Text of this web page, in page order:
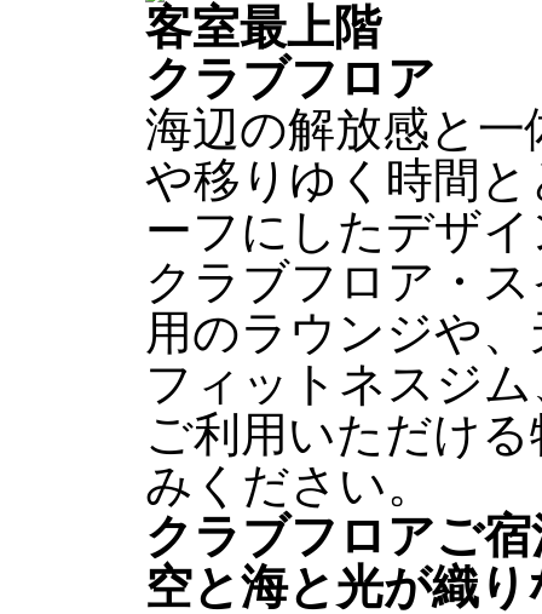
客室最上階
クラブフロア
海辺の解放感と
や移りゆく時間
ーフにしたデザ
クラブフロア・
用のラウンジや
フィットネスジ
ご利用いただけ
みください。
クラブフロアご
空と海と光が織